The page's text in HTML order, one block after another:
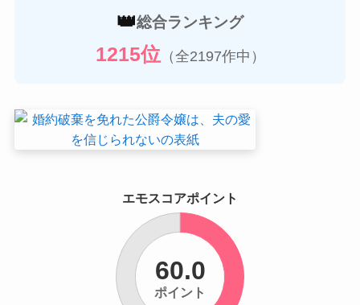
👑総合ランキング
1215位（全2197作中）
エモスコアポイント
60.0
ポイント